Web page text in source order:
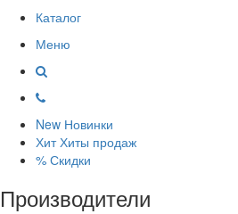
Каталог
Меню
New Новинки
Хит Хиты продаж
% Скидки
Производители